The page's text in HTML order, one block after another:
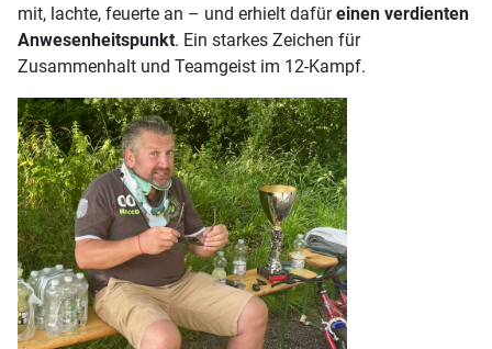
mit, lachte, feuerte an – und erhielt dafüreinen verdienten
Anwesenheitspunkt. Ein starkes Zeichen für
Zusammenhalt und Teamgeist im 12-Kampf.